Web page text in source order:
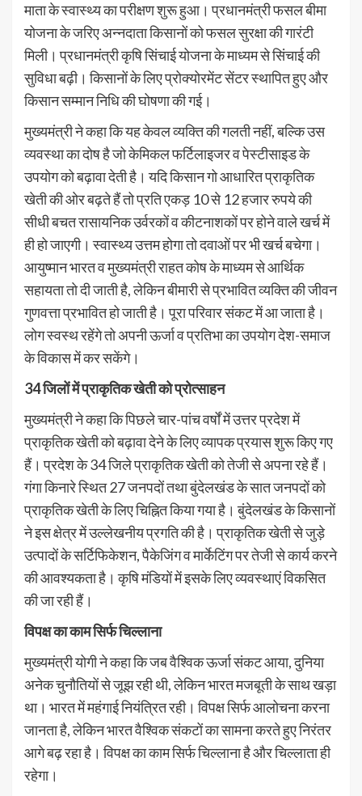
माता के स्वास्थ्य का परीक्षण शुरू हुआ। प्रधानमंत्री फसल बीमा
योजना के जरिए अन्नदाता किसानों को फसल सुरक्षा की गारंटी
मिली। प्रधानमंत्री कृषि सिंचाई योजना के माध्यम से सिंचाई की
सुविधा बढ़ी। किसानों के लिए प्रोक्योरमेंट सेंटर स्थापित हुए और
किसान सम्मान निधि की घोषणा की गई।
मुख्यमंत्री ने कहा कि यह केवल व्यक्ति की गलती नहीं, बल्कि उस
व्यवस्था का दोष है जो केमिकल फर्टिलाइजर व पेस्टीसाइड के
उपयोग को बढ़ावा देती है। यदि किसान गो आधारित प्राकृतिक
खेती की ओर बढ़ते हैं तो प्रति एकड़ 10 से 12 हजार रुपये की
सीधी बचत रासायनिक उर्वरकों व कीटनाशकों पर होने वाले खर्च में
ही हो जाएगी। स्वास्थ्य उत्तम होगा तो दवाओं पर भी खर्च बचेगा।
आयुष्मान भारत व मुख्यमंत्री राहत कोष के माध्यम से आर्थिक
सहायता ताे दी जाती है, लेकिन बीमारी से प्रभावित व्यक्ति की जीवन
गुणवत्ता प्रभावित हो जाती है। पूरा परिवार संकट में आ जाता है।
लोग स्वस्थ रहेंगे तो अपनी ऊर्जा व प्रतिभा का उपयोग देश-समाज
के विकास में कर सकेंगे।
34 जिलों में प्राकृतिक खेती को प्रोत्साहन
मुख्यमंत्री ने कहा कि पिछले चार-पांच वर्षों में उत्तर प्रदेश में
प्राकृतिक खेती को बढ़ावा देने के लिए व्यापक प्रयास शुरू किए गए
हैं। प्रदेश के 34 जिले प्राकृतिक खेती को तेजी से अपना रहे हैं।
गंगा किनारे स्थित 27 जनपदों तथा बुंदेलखंड के सात जनपदों को
प्राकृतिक खेती के लिए चिह्नित किया गया है। बुंदेलखंड के किसानों
ने इस क्षेत्र में उल्लेखनीय प्रगति की है। प्राकृतिक खेती से जुड़े
उत्पादों के सर्टिफिकेशन, पैकेजिंग व मार्केटिंग पर तेजी से कार्य करने
की आवश्यकता है। कृषि मंडियों में इसके लिए व्यवस्थाएं विकसित
की जा रही हैं।
विपक्ष का काम सिर्फ चिल्लाना
मुख्यमंत्री योगी ने कहा कि जब वैश्विक ऊर्जा संकट आया, दुनिया
अनेक चुनौतियों से जूझ रही थी, लेकिन भारत मजबूती के साथ खड़ा
था। भारत में महंगाई नियंत्रित रही। विपक्ष सिर्फ आलोचना करना
जानता है, लेकिन भारत वैश्विक संकटों का सामना करते हुए निरंतर
आगे बढ़ रहा है। विपक्ष का काम सिर्फ चिल्लाना है और चिल्लाता ही
रहेगा।